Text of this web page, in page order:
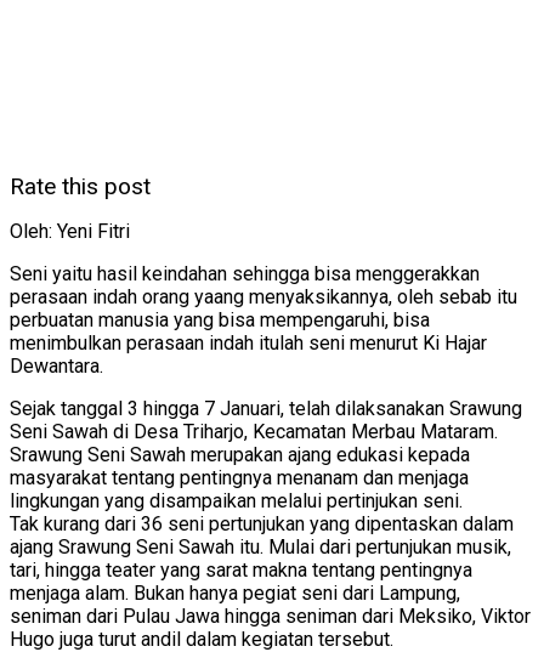
Rate this post
Oleh: Yeni Fitri
Seni yaitu hasil keindahan sehingga bisa menggerakkan
perasaan indah orang yaang menyaksikannya, oleh sebab itu
perbuatan manusia yang bisa mempengaruhi, bisa
menimbulkan perasaan indah itulah seni menurut Ki Hajar
Dewantara.
Sejak tanggal 3 hingga 7 Januari, telah dilaksanakan Srawung
Seni Sawah di Desa Triharjo, Kecamatan Merbau Mataram.
Srawung Seni Sawah merupakan ajang edukasi kepada
masyarakat tentang pentingnya menanam dan menjaga
lingkungan yang disampaikan melalui pertinjukan seni.
Tak kurang dari 36 seni pertunjukan yang dipentaskan dalam
ajang Srawung Seni Sawah itu. Mulai dari pertunjukan musik,
tari, hingga teater yang sarat makna tentang pentingnya
menjaga alam. Bukan hanya pegiat seni dari Lampung,
seniman dari Pulau Jawa hingga seniman dari Meksiko, Viktor
Hugo juga turut andil dalam kegiatan tersebut.